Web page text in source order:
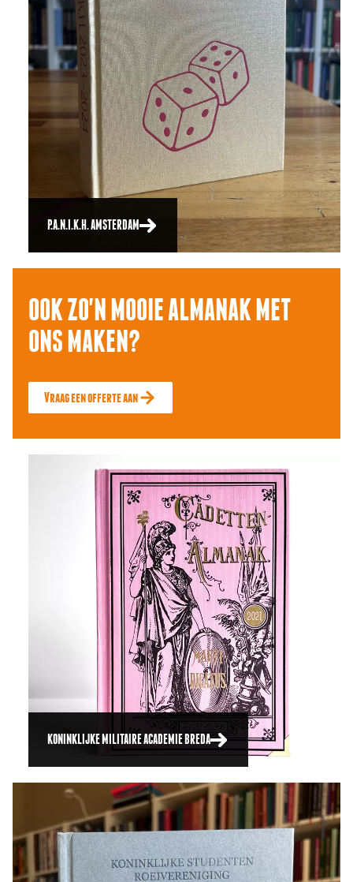
P.A.N.I.K.H. AMSTERDAM
OOK ZO'N MOOIE ALMANAK MET
ONS MAKEN?
Vraag een offerte aan
KONINKLIJKE MILITAIRE ACADEMIE BREDA